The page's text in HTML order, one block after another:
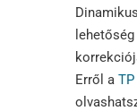
Erről a